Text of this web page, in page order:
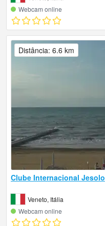
Webcam online
Clube Internacional Jesolo
Veneto, Itália
Webcam online
Distância: 6.6 km